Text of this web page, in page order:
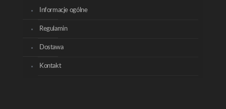
Informacje ogólne
Regulamin
Dostawa
Kontakt